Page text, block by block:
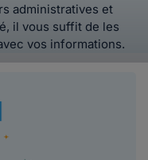
administratives et
il vous suffit de les
vos informations.